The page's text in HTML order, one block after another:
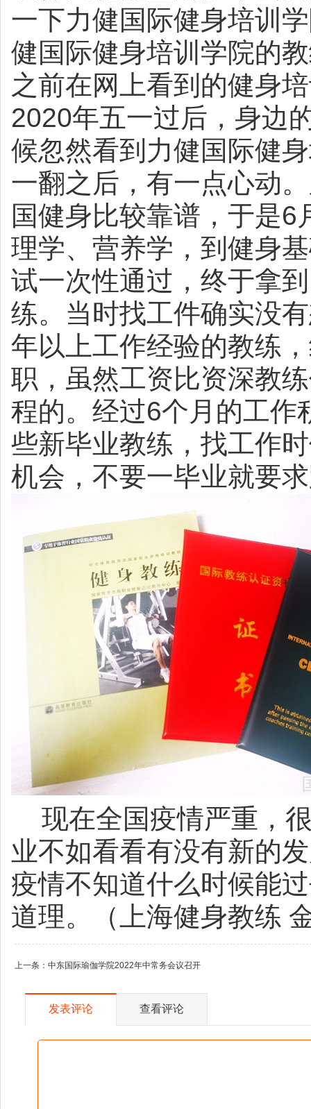
一下力健国际健身培训
健国际健身培训学院的
之前在网上看到的健身
2020年五一过后，身边
候忽然看到力健国际健
一翻之后，有一点心动
国健身比较靠谱，于是6
理学、营养学，到健身
试一次性通过，终于拿
练。当时找工件确实没
年以上工作经验的教练
职，虽然工资比资深教
程的。经过6个月的工作
些新毕业教练，找工作
机会，不要一毕业就要
现在全国疫情严重，
业不如看看有没有新的
疫情不知道什么时候能
道理。（上海健身教练
上一条： 中东国际瑜伽学院2022年中常务会议召开
发表评论 查看评论